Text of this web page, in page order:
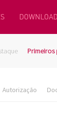
Primeiros
Autorização